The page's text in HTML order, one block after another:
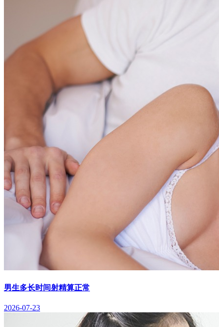
男生多长时间射精算正常
2026-07-23